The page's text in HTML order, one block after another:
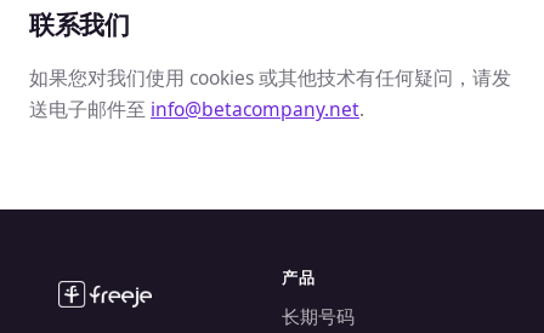
联系我们
如果您对我们使用 cookies 或其他技术有任何疑问，请发
送电子邮件至 info@betacompany.net.
产品
长期号码